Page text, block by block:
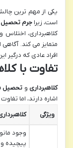
یکی از مهم ترین
است، زیراجرم تحصیل
کلاهبرداری، اختلاس
متمایز می کند.
افراد عادی که
تفاوت با
کلاهبرداری و تحصیل
اشاره دارند، اما
ویژگی
وجود
پیچیده و